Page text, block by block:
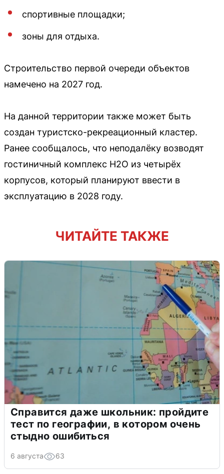
спортивные площадки;
зоны для отдыха.
Строительство первой очереди объектов
намечено на 2027 год.
На данной территории также может быть
создан туристско-рекреационный кластер.
Ранее сообщалось, что неподалёку возводят
гостиничный комплекс H2O из четырёх
корпусов, который планируют ввести в
эксплуатацию в 2028 году.
ЧИТАЙТЕ ТАКЖЕ
Справится даже школьник: пройдите
тест по географии, в котором очень
стыдно ошибиться
6 августа 63